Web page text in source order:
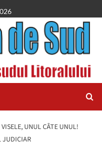
UNUL CÂTE UNUL!
JUDICIAR